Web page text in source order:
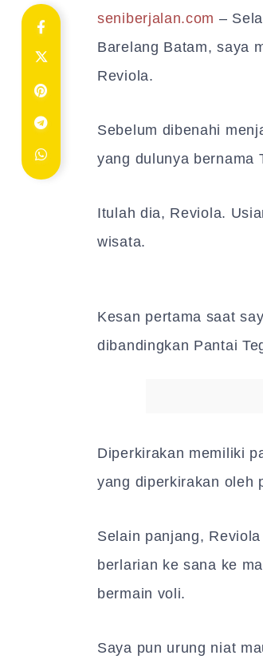
seniberjalan.com –
Barelang Batam, saya
Reviola.
Sebelum dibenahi
yang dulunya bernama
Itulah dia, Reviola.
wisata.
Kesan pertama saat
dibandingkan Pantai
Diperkirakan memiliki
yang diperkirakan oleh
Selain panjang,
berlarian ke sana ke
bermain voli.
Saya pun urung niat